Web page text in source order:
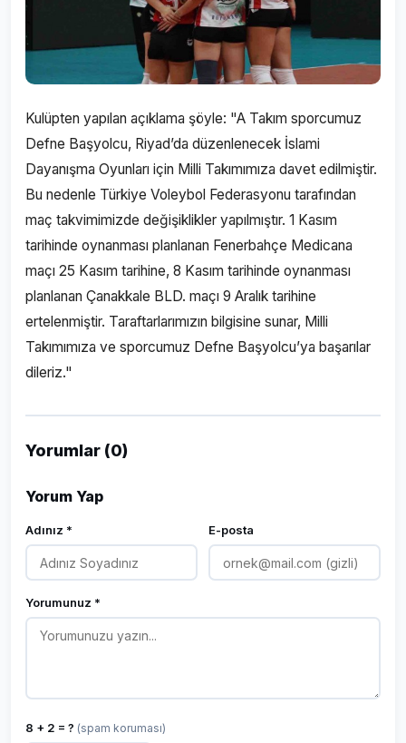
Kulüpten yapılan açıklama şöyle: "A Takım sporcumuz
Defne Başyolcu, Riyad’da düzenlenecek İslami
Dayanışma Oyunları için Milli Takımımıza davet edilmiştir.
Bu nedenle Türkiye Voleybol Federasyonu tarafından
maç takvimimizde değişiklikler yapılmıştır. 1 Kasım
tarihinde oynanması planlanan Fenerbahçe Medicana
maçı 25 Kasım tarihine, 8 Kasım tarihinde oynanması
planlanan Çanakkale BLD. maçı 9 Aralık tarihine
ertelenmiştir. Taraftarlarımızın bilgisine sunar, Milli
Takımımıza ve sporcumuz Defne Başyolcu’ya başarılar
dileriz."
Yorumlar (0)
Yorum Yap
Adınız * E-posta
Yorumunuz *
8 + 2 = ? (spam koruması)